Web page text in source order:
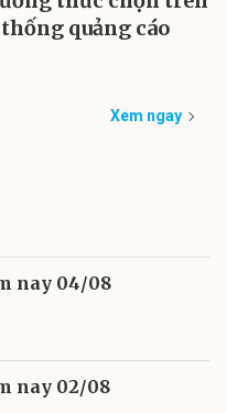
quảng cáo
Xem ngay
nay 04/08
nay 02/08